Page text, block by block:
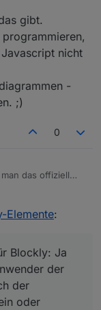
gibt.
nicht
-
;)
0
das offiziell
Block
Blockly: Ja die
der nicht
nützlich mit
Elemente:
Blockly: Ja
der
der
oder